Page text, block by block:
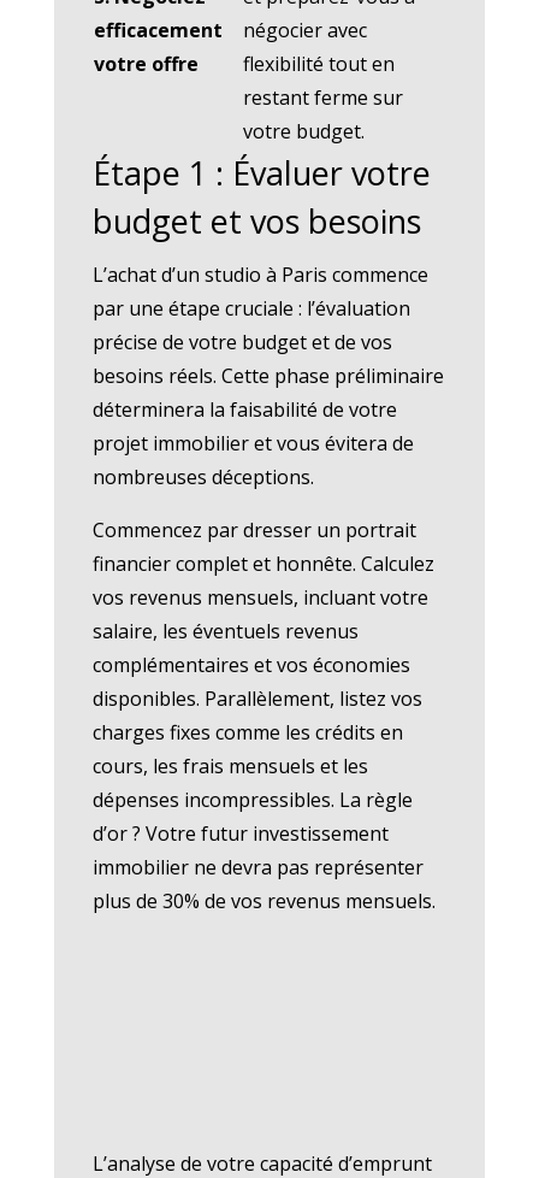
efficacement
votre offre
négocier avec
flexibilité tout en
restant ferme sur
votre budget.
Étape 1 : Évaluer votre
budget et vos besoins
L’achat d’un studio à Paris commence
par une étape cruciale : l’évaluation
précise de votre budget et de vos
besoins réels. Cette phase préliminaire
déterminera la faisabilité de votre
projet immobilier et vous évitera de
nombreuses déceptions.
Commencez par dresser un portrait
financier complet et honnête. Calculez
vos revenus mensuels, incluant votre
salaire, les éventuels revenus
complémentaires et vos économies
disponibles. Parallèlement, listez vos
charges fixes comme les crédits en
cours, les frais mensuels et les
dépenses incompressibles. La règle
d’or ? Votre futur investissement
immobilier ne devra pas représenter
plus de 30% de vos revenus mensuels.
L’analyse de votre capacité d’emprunt